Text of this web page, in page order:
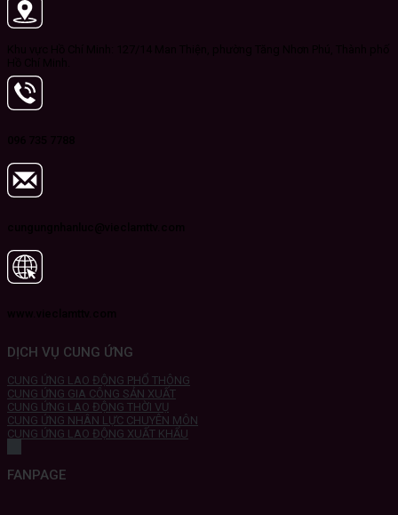
DỊCH VỤ CUNG ỨNG
CUNG ỨNG LAO ĐỘNG PHỔ THÔNG
CUNG ỨNG GIA CÔNG SẢN XUẤT
CUNG ỨNG LAO ĐỘNG THỜI VỤ
CUNG ỨNG NHÂN LỰC CHUYÊN MÔN
CUNG ỨNG LAO ĐỘNG XUẤT KHẨU
FANPAGE